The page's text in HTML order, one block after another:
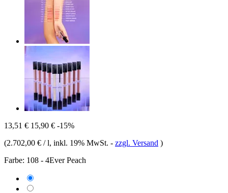
13,51 € 15,90 € -15%
(2.702,00 € / l, inkl. 19% MwSt. - zzgl. Versand )
Farbe: 108 - 4Ever Peach